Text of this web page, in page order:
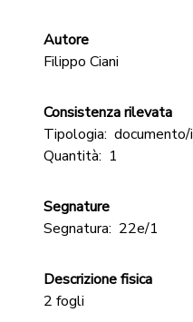
Autore
Filippo Ciani
Consistenza rilevata
Tipologia: documento/i
Quantità: 1
Segnature
Segnatura: 22e/1
Descrizione fisica
2 fogli